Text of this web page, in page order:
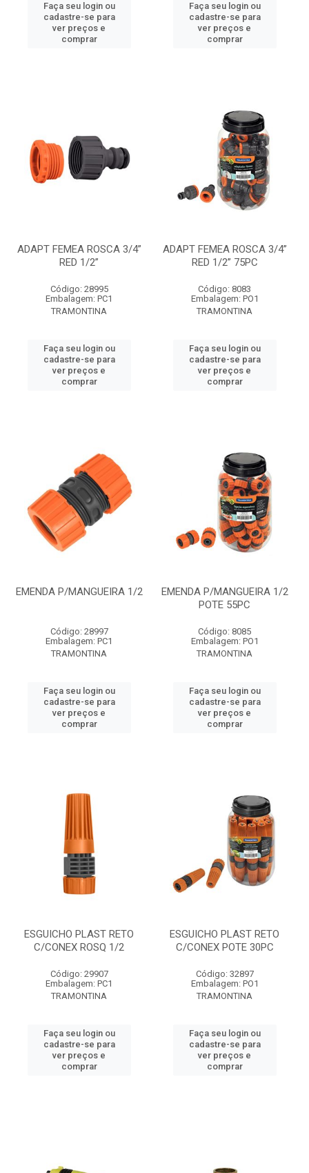
Faça seu login ou
cadastre-se para
ver preços e
comprar
Faça seu login ou
cadastre-se para
ver preços e
comprar
ADAPT FEMEA ROSCA 3/4”
RED 1/2”
Código: 28995
Embalagem: PC1
TRAMONTINA
Faça seu login ou
cadastre-se para
ver preços e
comprar
ADAPT FEMEA ROSCA 3/4”
RED 1/2” 75PC
Código: 8083
Embalagem: PO1
TRAMONTINA
Faça seu login ou
cadastre-se para
ver preços e
comprar
EMENDA P/MANGUEIRA 1/2
Código: 28997
Embalagem: PC1
TRAMONTINA
Faça seu login ou
cadastre-se para
ver preços e
comprar
EMENDA P/MANGUEIRA 1/2
POTE 55PC
Código: 8085
Embalagem: PO1
TRAMONTINA
Faça seu login ou
cadastre-se para
ver preços e
comprar
ESGUICHO PLAST RETO
C/CONEX ROSQ 1/2
Código: 29907
Embalagem: PC1
TRAMONTINA
Faça seu login ou
cadastre-se para
ver preços e
comprar
ESGUICHO PLAST RETO
C/CONEX POTE 30PC
Código: 32897
Embalagem: PO1
TRAMONTINA
Faça seu login ou
cadastre-se para
ver preços e
comprar